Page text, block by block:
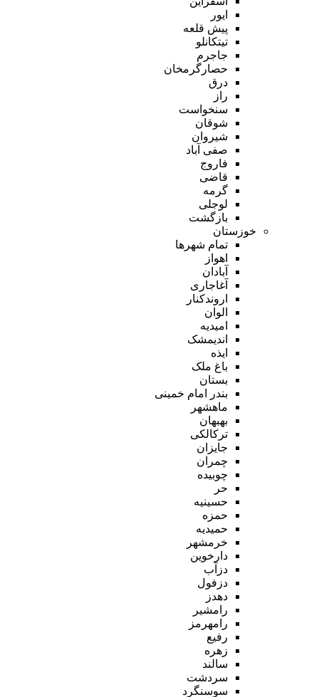
ایور
پیش قلعه
تیتکانلو
جاجرم
حصارگرمخان
درق
راز
سنخواست
شوقان
شیروان
صفی آباد
فاروج
قاضی
گرمه
لوجلی
بازگشت
خوزستان
تمام شهر‌ها
اهواز
آبادان
آغاجاری
اروندکنار
الوان
امیدیه
اندیمشک
ایذه
باغ ملک
بستان
بندر امام خمینی
ماهشهر
بهبهان
ترکالکی
جایزان
چمران
چوبیده
حر
حسینیه
حمزه
حمیدیه
خرمشهر
دارخوین
دزآب
دزفول
دهدز
رامشیر
رامهرمز
رفیع
زهره
سالند
سردشت
سوسنگرد